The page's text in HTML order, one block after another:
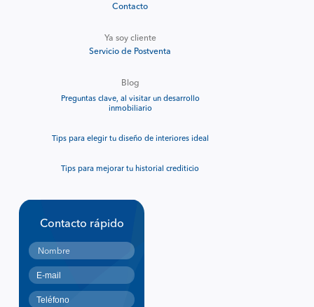
Contacto
Ya soy cliente
Servicio de Postventa
Blog
Preguntas clave, al visitar un desarrollo
inmobiliario
Tips para elegir tu diseño de interiores ideal
Tips para mejorar tu historial crediticio
Contacto rápido